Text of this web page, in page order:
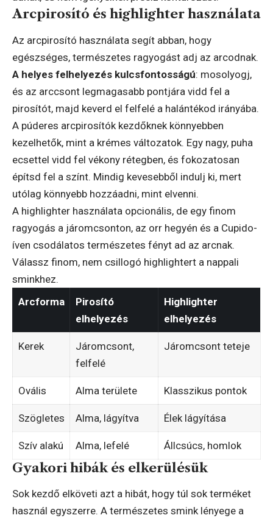
Arcpirosító és highlighter használata
Az arcpirosító használata segít abban, hogy
egészséges, természetes ragyogást adj az arcodnak.
A helyes felhelyezés kulcsfontosságú: mosolyogj,
és az arccsont legmagasabb pontjára vidd fel a
pirosítót, majd keverd el felfelé a halántékod irányába.
A púderes arcpirosítók kezdőknek könnyebben
kezelhetők, mint a krémes változatok. Egy nagy, puha
ecsettel vidd fel vékony rétegben, és fokozatosan
építsd fel a színt. Mindig kevesebből indulj ki, mert
utólag könnyebb hozzáadni, mint elvenni.
A highlighter használata opcionális, de egy finom
ragyogás a járomcsonton, az orr hegyén és a Cupido-
íven csodálatos természetes fényt ad az arcnak.
Válassz finom, nem csillogó highlightert a nappali
sminkhez.
Arcforma
Pirosító
elhelyezés
Highlighter
elhelyezés
Kerek
Járomcsont,
felfelé
Járomcsont teteje
Ovális Alma területe Klasszikus pontok
Szögletes Alma, lágyítva Élek lágyítása
Szív alakú Alma, lefelé Állcsúcs, homlok
Gyakori hibák és elkerülésük
Sok kezdő elköveti azt a hibát, hogy túl sok terméket
használ egyszerre. A természetes smink lényege a